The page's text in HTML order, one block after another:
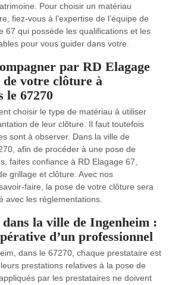
Pour choisir un matériau
fiez-vous à l’expertise de l’équipe de
67 qui possède les qualifications et les
pour vous guider dans votre.
par RD Elagage
votre clôture à
le 67270
choisir le type de matériau à utiliser
de leur clôture. Il faut toutefois
sont à observer. Dans la ville de
afin de procéder à une pose de
faites confiance à RD Elagage 67,
grillage et clôture. Avec nos
faire, la pose de votre clôture sera
avec les règlementations.
dans la ville de Ingenheim :
d’un professionnel
dans le 67270, chaque prestataire est
prestations relatives à la pose de
par les prestataires ne doivent